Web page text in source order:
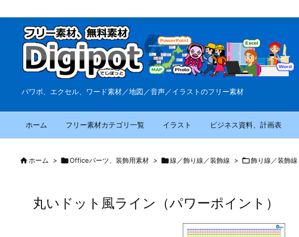
パワポ、エクセル、ワード素材／地図／音声／イラストのフリー素材
ホーム フリー素材カテゴリ一覧 イラスト ビジネス資料、計画表
ホーム > Officeパーツ、装飾用素材 > 線／飾り線／装飾線 > 飾り線／装飾線
丸いドット風ライン（パワーポイント）